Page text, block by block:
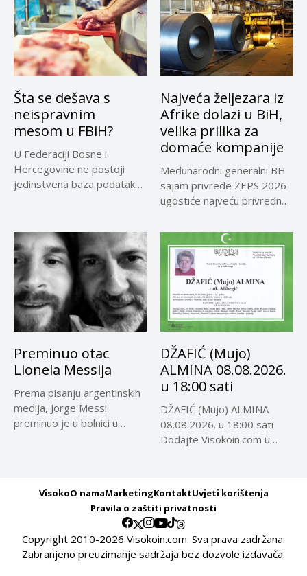
Šta se dešava s
neispravnim
mesom u FBiH?
U Federaciji Bosne i
Hercegovine ne postoji
jedinstvena baza podataka
Najveća željezara iz
Afrike dolazi u BiH,
velika prilika za
domaće kompanije
Međunarodni generalni BH
sajam privrede ZEPS 2026
ugostiće najveću privrednu
Preminuo otac
Lionela Messija
Prema pisanju argentinskih
medija, Jorge Messi
preminuo je u bolnici u
DŽAFIĆ (Mujo)
ALMINA 08.08.2026.
u 18:00 sati
DŽAFIĆ (Mujo) ALMINA
08.08.2026. u 18:00 sati
Dodajte Visokoin.com u
VisokoO namaMarketingKontaktUvjeti korištenja
Pravila o zaštiti privatnosti
Copyright 2010-2026 Visokoin.com. Sva prava zadržana.
Zabranjeno preuzimanje sadržaja bez dozvole izdavača.